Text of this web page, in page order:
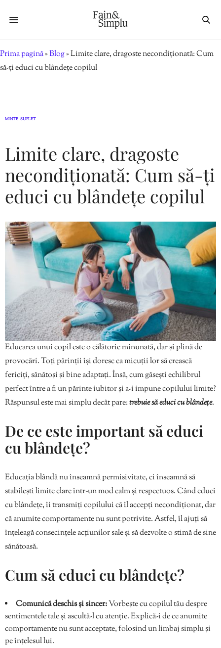
Prima pagină»Blog»Limite clare, dragoste necondiționată: Cum
să-ți educi cu blândețe copilul
MINTE SUFLET
Limite clare, dragoste
necondiționată: Cum să-ți
educi cu blândețe copilul
Educarea unui copil este o călătorie minunată, dar și plină de
provocări. Toți părinții își doresc ca micuții lor să crească
fericiți, sănătoși și bine adaptați. Însă, cum găsești echilibrul
perfect între a fi un părinte iubitor și a-i impune copilului limite?
Răspunsul este mai simplu decât pare:trebuie să educi cu blândețe.
De ce este important să educi
cu blândețe?
Educația blândă nu înseamnă permisivitate, ci înseamnă să
stabilești limite clare într-un mod calm și respectuos. Când educi
cu blândețe, îi transmiți copilului că îl accepți necondiționat, dar
că anumite comportamente nu sunt potrivite. Astfel, îl ajuți să
înțeleagă consecințele acțiunilor sale și să dezvolte o stimă de sine
sănătoasă.
Cum să educi cu blândețe?
Comunică deschis și sincer:Vorbește cu copilul tău despre
sentimentele tale și ascultă-l cu atenție. Explică-i de ce anumite
comportamente nu sunt acceptate, folosind un limbaj simplu și
pe înțelesul lui.